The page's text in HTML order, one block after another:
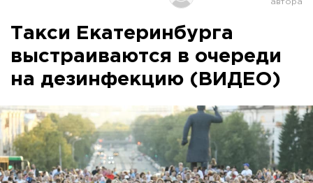
Такси Екатеринбурга
выстраиваются в очереди
на дезинфекцию (ВИДЕО)